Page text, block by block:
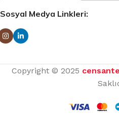
Sosyal Medya Linkleri:
Copyright © 2025